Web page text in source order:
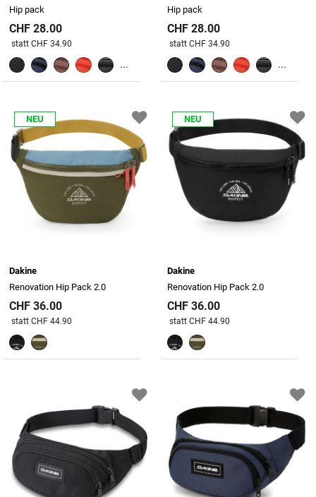
Hip pack
CHF 28.00
Preis reduziert von
statt CHF 34.90
...
Hip pack
CHF 28.00
Preis reduziert von
statt CHF 34.90
...
NEU
Dakine
Renovation Hip Pack 2.0
CHF 36.00
Preis reduziert von
statt CHF 44.90
NEU
Dakine
Renovation Hip Pack 2.0
CHF 36.00
Preis reduziert von
statt CHF 44.90